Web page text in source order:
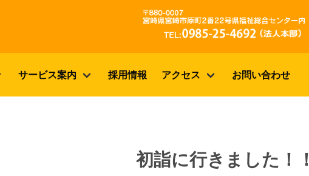
サービス案内 採用情報 アクセス お問い合わせ
初詣に行きました！！